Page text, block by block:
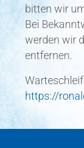
bitten wir
Bei
werden wir
entfernen.
https://